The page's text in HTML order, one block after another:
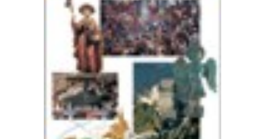
AGGIUNGI AL CARRELLO